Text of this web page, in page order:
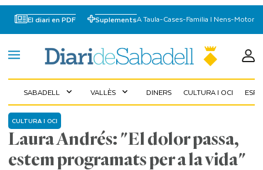
El diari en PDF SuplementsA Taula-Cases-Familia I Nens-Motor
SABADELL expand_more VALLÈS expand_more DINERS CULTURA I OCI
Laura Andrés: "El dolor passa,
estem programats per a la vida"
CULTURA I OCI